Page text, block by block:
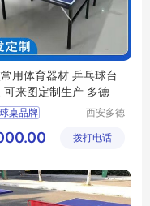
用体育器材 乒乓球台
可来图定制生产 多德
桌品牌
地器材
西安多德
有限公司
拨打电话